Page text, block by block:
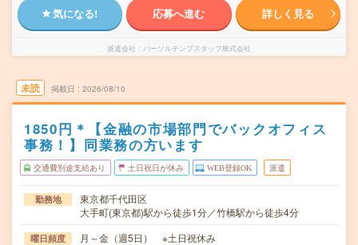
気になる! 応募へ進む 詳しく見る
派遣会社 パーソルテンプスタッフ株式会社
未読 掲載日 2026/08/10
1850円＊【金融の市場部門でバックオフィス
事務！】同業務の方います
交通費別途支給あり 土日祝日が休み WEB登録OK 派遣
勤務地
東京都千代田区
大手町(東京都)駅から徒歩1分／竹橋駅から徒歩4分
曜日頻度 月～金（週5日） ※土日祝休み